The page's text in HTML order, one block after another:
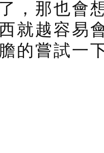
，那也會
就越容易
的嘗試一